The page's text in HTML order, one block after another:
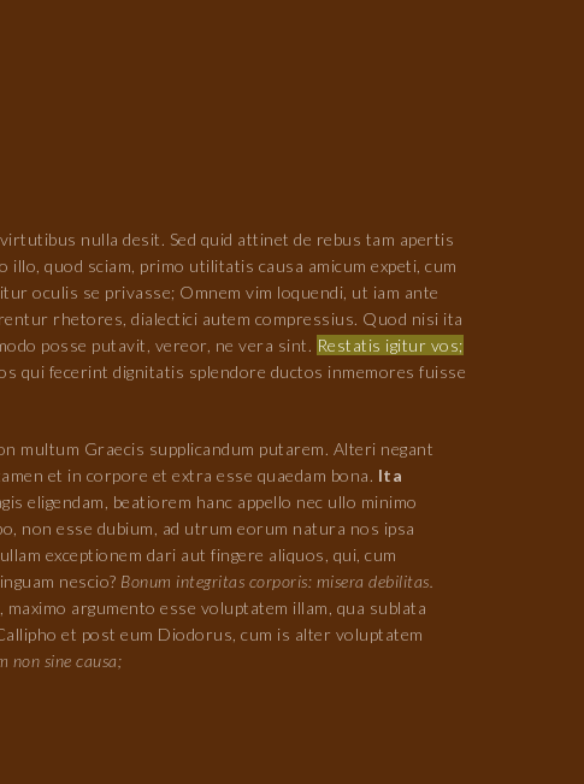
nulla desit. Sed quid attinet de rebus tam apertis
quod sciam, primo utilitatis causa amicum expeti, cum
oculis se privasse; Omnem vim loquendi, ut iam ante
rhetores, dialectici autem compressius. Quod nisi ita
posse putavit, vereor, ne vera sint. Restatis igitur vos;
qui fecerint dignitatis splendore ductos inmemores fuisse
multum Graecis supplicandum putarem. Alteri negant
et in corpore et extra esse quaedam bona. Ita
eligendam, beatiorem hanc appello nec ullo minimo
non esse dubium, ad utrum eorum natura nos ipsa
exceptionem dari aut fingere aliquos, qui, cum
nescio? Bonum integritas corporis: misera debilitas.
argumento esse voluptatem illam, qua sublata
et post eum Diodorus, cum is alter voluptatem
non sine causa;